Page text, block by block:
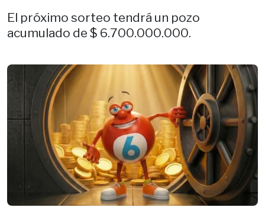
El próximo sorteo tendrá un pozo
acumulado de $ 6.700.000.000.